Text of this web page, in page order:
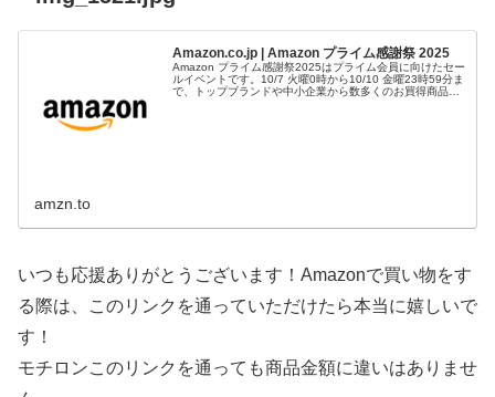
Amazon.co.jp | Amazon プライム感謝祭 2025
Amazon プライム感謝祭2025はプライム会員に向けたセー
ルイベントです。10/7 火曜0時から10/10 金曜23時59分ま
で、トップブランドや中小企業から数多くのお買得商品が
amzn.to
いつも応援ありがとうございます！Amazonで買い物をす
る際は、このリンクを通っていただけたら本当に嬉しいで
す！
モチロンこのリンクを通っても商品金額に違いはありませ